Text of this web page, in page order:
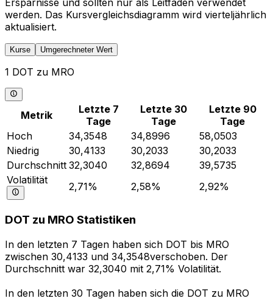
Ersparnisse und sollten nur als Leitfaden verwendet
werden. Das Kursvergleichsdiagramm wird vierteljährlich
aktualisiert.
Kurse Umgerechneter Wert
1 DOT zu MRO
Metrik
Letzte 7
Tage
Letzte 30
Tage
Letzte 90
Tage
Hoch
34,3548 34,8996
58,0503
Niedrig
30,4133 30,2033
30,2033
Durchschnitt 32,3040 32,8694
39,5735
Volatilität
2,71% 2,58% 2,92%
DOT zu MRO Statistiken
In den letzten 7 Tagen haben sich DOT bis MRO
zwischen 30,4133 und 34,3548verschoben. Der
Durchschnitt war 32,3040 mit 2,71% Volatilität.
In den letzten 30 Tagen haben sich die DOT zu MRO